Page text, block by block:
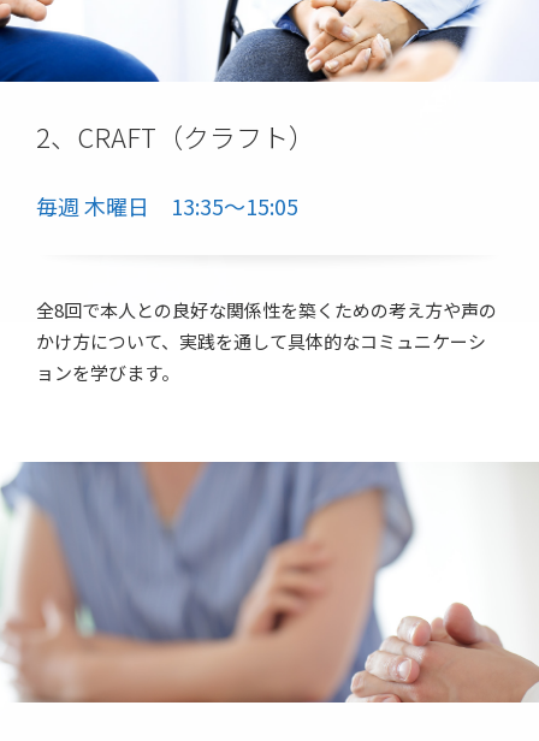
2、CRAFT（クラフト）
毎週 木曜日 13:35～15:05
全8回で本人との良好な関係性を築くための考え方や声の
かけ方について、実践を通して具体的なコミュニケーシ
ョンを学びます。